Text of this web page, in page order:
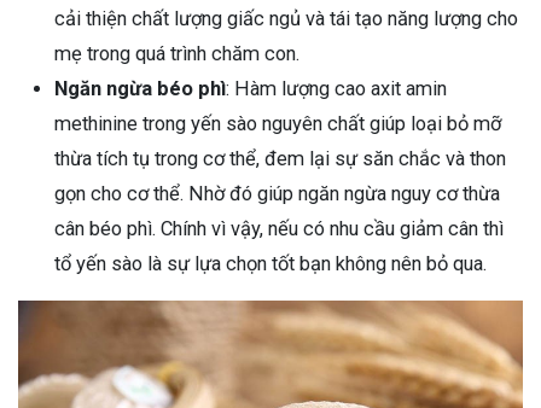
cải thiện chất lượng giấc ngủ và tái tạo năng lượng cho
mẹ trong quá trình chăm con.
Ngăn ngừa béo phì: Hàm lượng cao axit amin
methinine trong yến sào nguyên chất giúp loại bỏ mỡ
thừa tích tụ trong cơ thể, đem lại sự săn chắc và thon
gọn cho cơ thể. Nhờ đó giúp ngăn ngừa nguy cơ thừa
cân béo phì. Chính vì vậy, nếu có nhu cầu giảm cân thì
tổ yến sào là sự lựa chọn tốt bạn không nên bỏ qua.